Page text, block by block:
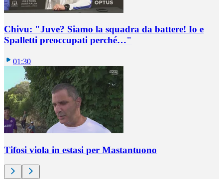
Chivu: "Juve? Siamo la squadra da battere! Io e
Spalletti preoccupati perché…"
01:30
Tifosi viola in estasi per Mastantuono